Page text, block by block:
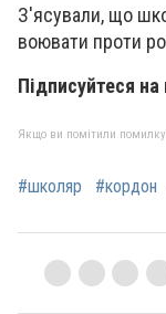
З'ясували, що
воювати проти
Підписуйтеся
Якщо ви помітили помилку,
#школяр #кордон